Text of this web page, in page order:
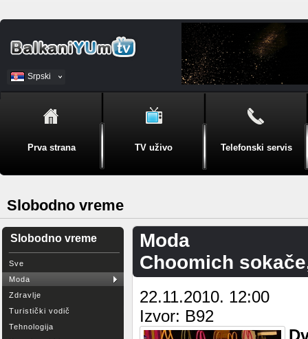
Srpski
BiH
Prva strana TV uživo Telefonski servis
Slobodno vreme
Slobodno vreme
Sve
Moda
Zdravlje
Turistički vodič
Tehnologija
Moda
Choomich
22.11.2010. 12:00
Izvor: B92